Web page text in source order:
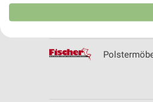
Erstellung von Profilen für
Erstellung von Profilen zur